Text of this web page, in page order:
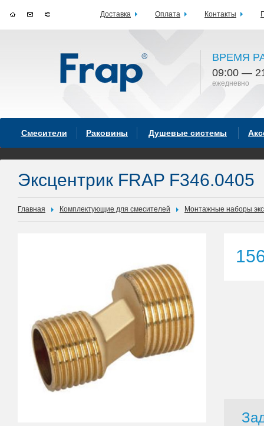
ВРЕМЯ
09:00 —
ежедневно
Смесители Раковины Душевые системы
Эксцентрик FRAP F346.0405
Главная Комплектующие для смесителей Монтажные наборы
Доставка Оплата Контакты